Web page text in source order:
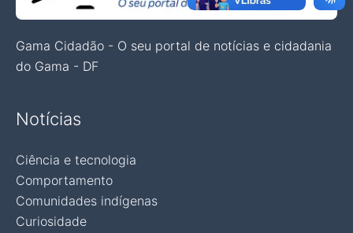
Gama Cidadão - O seu portal de notícias e cidadania
do Gama - DF
Notícias
Ciência e tecnologia
Comportamento
Comunidades indígenas
Curiosidade